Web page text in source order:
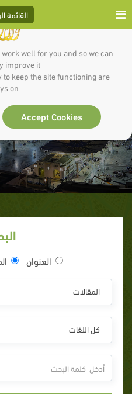
well for you and so we can
improve it.
keep the site functioning are
on
Accept Cookies
القائمة
مقدمة
العنوان
المقالات
كل اللغات